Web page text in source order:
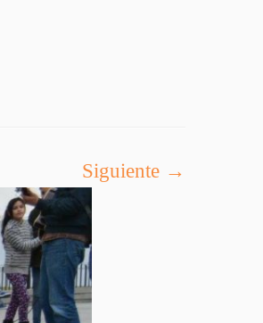
Siguiente →